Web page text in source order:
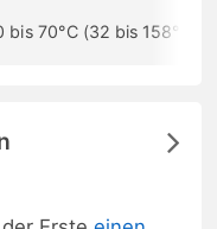
bis 70°C (32 bis 158°F)